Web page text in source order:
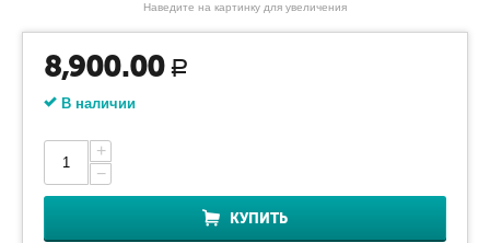
Наведите на картинку для увеличения
8,900.00 Р
В наличии
+
−
КУПИТЬ